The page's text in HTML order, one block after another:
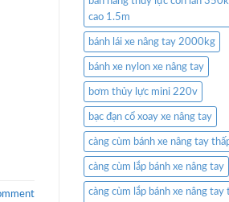
cao 1.5m
bánh lái xe nâng tay 2000kg
bánh xe nylon xe nâng tay
bơm thủy lực mini 220v
bạc đạn cổ xoay xe nâng tay
càng cùm bánh xe nâng tay
càng cùm lắp bánh xe nâng tay
càng cùm lắp bánh xe nâng tay